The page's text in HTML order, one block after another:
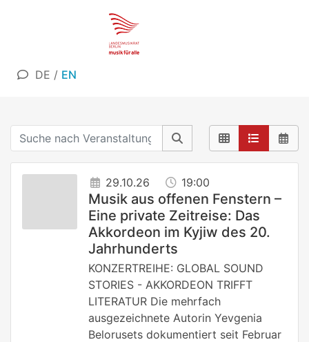
DE / EN
29.10.26 19:00
Musik aus offenen Fenstern –
Eine private Zeitreise: Das
Akkordeon im Kyjiw des 20.
Jahrhunderts
KONZERTREIHE: GLOBAL SOUND
STORIES - AKKORDEON TRIFFT
LITERATUR Die mehrfach
ausgezeichnete Autorin Yevgenia
Belorusets dokumentiert seit Februar